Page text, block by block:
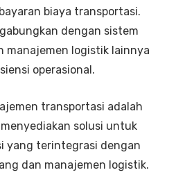
biaya transportasi.
dengan sistem
manajemen logistik lainnya
operasional.
transportasi adalah
solusi untuk
yang terintegrasi dengan
dan manajemen logistik.